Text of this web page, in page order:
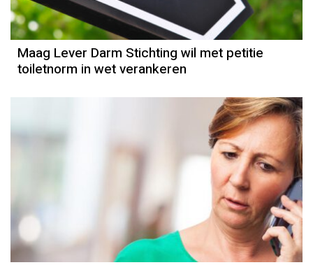
Maag Lever Darm Stichting wil met petitie
toiletnorm in wet verankeren